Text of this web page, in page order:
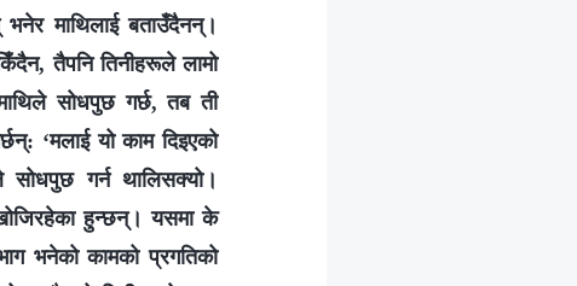
माथिलाई बताउँदैनन्।
तैपनि तिनीहरूले लामो
सोधपुछ गर्छ, तब ती
‘मलाई यो काम दिइएको
गर्न थालिसक्यो।
हुन्छन्। यसमा के
भनेको कामको प्रगतिको